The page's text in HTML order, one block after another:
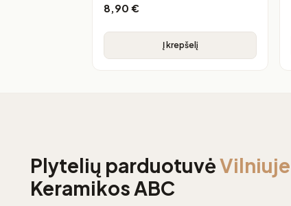
8,90 €
Į krepšelį
Plytelių parduotuvėVilniuje
Keramikos ABC